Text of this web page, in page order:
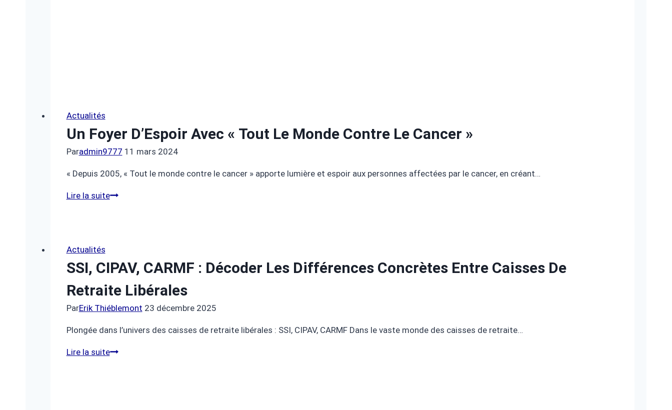
Actualités
Un Foyer D’Espoir Avec « Tout Le Monde Contre Le Cancer »
Paradmin9777 11 mars 2024
« Depuis 2005, « Tout le monde contre le cancer » apporte lumière et espoir aux personnes affectées par le cancer, en créant…
Lire la suiteUn
le
monde
contre
le
Actualités
SSI, CIPAV, CARMF : Décoder Les Différences Concrètes Entre Caisses De
Retraite Libérales
ParErik Thiéblemont 23 décembre 2025
Plongée dans l’univers des caisses de retraite libérales : SSI, CIPAV, CARMF Dans le vaste monde des caisses de retraite…
Lire la suiteSSI,